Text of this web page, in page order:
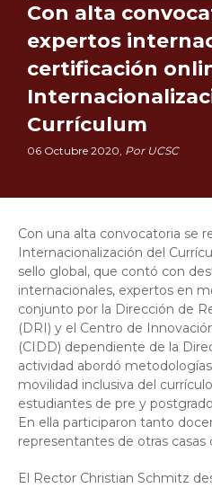
Con alta
expertos
certificación
Currículum
06 Octubre 2020, Por UCSC
Con una alta convocatoria se
Internacionalización del
sello global, que contó con
internacionales, expertos en
conjunto por la Dirección de
(DRI) y el Centro de
(CIDD) dependiente de la
actividad abordó
movilidad inclusiva del
estudiantes de pre y
En ella participaron tanto
representantes de otras casas
El Rector Christian Schmitz